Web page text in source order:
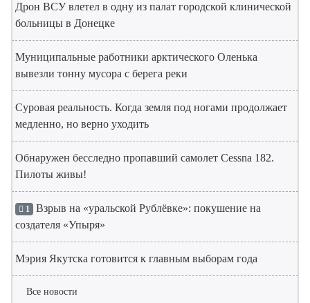
Дрон ВСУ влетел в одну из палат городской клинической
больницы в Донецке
Муниципальные работники арктического Оленька
вывезли тонну мусора с берега реки
Суровая реальность. Когда земля под ногами продолжает
медленно, но верно уходить
Обнаружен бесследно пропавший самолет Cessna 182.
Пилоты живы!
1 Взрыв на «уральской Рублёвке»: покушение на
создателя «Упыря»
Мэрия Якутска готовится к главным выборам года
Все новости